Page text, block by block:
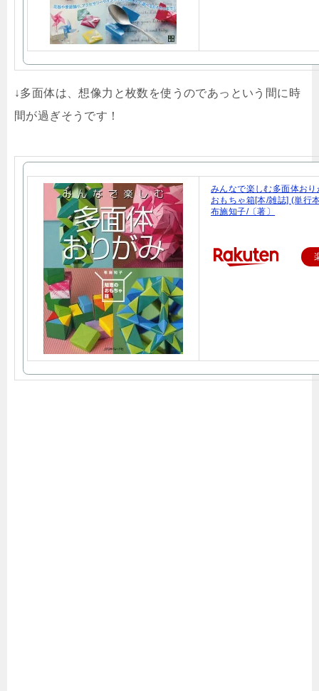
↓多面体は、想像力と枚数を使うのであっという間に時
間が過ぎそうです！
みんなで楽しむ多面体お
おもちゃ箱[本/雑誌] (単行
布施知子/〔著〕